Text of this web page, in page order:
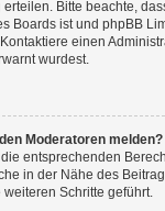
Bitte beachte,
Boards ist und phpBB
einen
wurdest.
Moderatoren melden?
entsprechenden
in der Nähe des
Schritte geführt.